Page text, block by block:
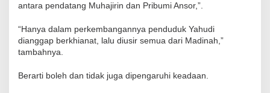
antara pendatang Muhajirin dan Pribumi Ansor,”.
“Hanya dalam perkembangannya penduduk Yahudi
dianggap berkhianat, lalu diusir semua dari Madinah,”
tambahnya.
Berarti boleh dan tidak juga dipengaruhi keadaan.